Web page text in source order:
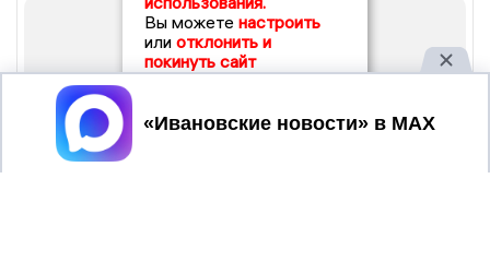
Вы можете настроить
или отклонить и
покинуть сайт
Принять